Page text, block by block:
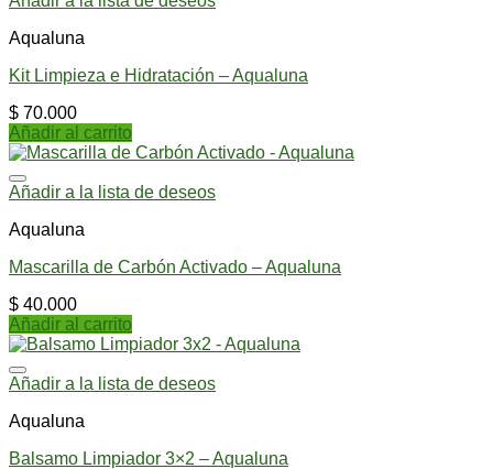
Aqualuna
Kit Limpieza e Hidratación – Aqualuna
$ 70.000
Añadir al carrito
Añadir a la lista de deseos
Aqualuna
Mascarilla de Carbón Activado – Aqualuna
$ 40.000
Añadir al carrito
Añadir a la lista de deseos
Aqualuna
Balsamo Limpiador 3×2 – Aqualuna